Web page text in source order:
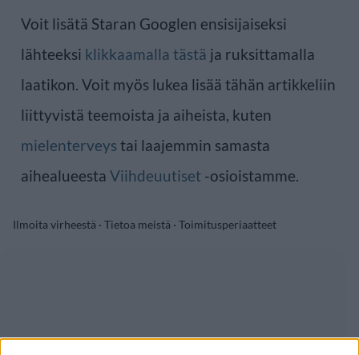
Voit lisätä Staran Googlen ensisijaiseksi
lähteeksi klikkaamalla tästä ja ruksittamalla
laatikon. Voit myös lukea lisää tähän artikkeliin
liittyvistä teemoista ja aiheista, kuten
mielenterveys tai laajemmin samasta
aihealueesta Viihdeuutiset -osioistamme.
Ilmoita virheestä · Tietoa meistä · Toimitusperiaatteet